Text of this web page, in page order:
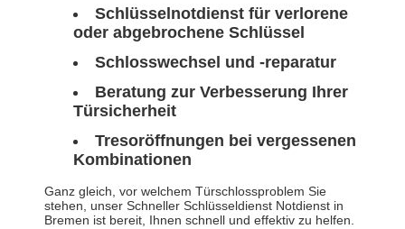
Schlüsselnotdienst für verlorene
oder abgebrochene Schlüssel
Schlosswechsel und -reparatur
Beratung zur Verbesserung Ihrer
Türsicherheit
Tresoröffnungen bei vergessenen
Kombinationen
Ganz gleich, vor welchem Türschlossproblem Sie
stehen, unser Schneller Schlüsseldienst Notdienst in
Bremen ist bereit, Ihnen schnell und effektiv zu helfen.